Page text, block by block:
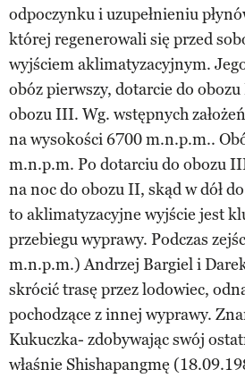
odpoczynku i uzupełnieniu
której regenerowali się przed
wyjściem aklimatyzacyjnym.
obóz pierwszy, dotarcie do obozu
obozu III. Wg. wstępnych
na wysokości 6700 m.n.p.m..
m.n.p.m. Po dotarciu do obozu
na noc do obozu II, skąd w dół
to aklimatyzacyjne wyjście jest
przebiegu wyprawy. Podczas
m.n.p.m.) Andrzej Bargiel i
skrócić trasę przez lodowiec,
pochodzące z innej wyprawy.
Kukuczka- zdobywając swój
właśnie Shishapangmę